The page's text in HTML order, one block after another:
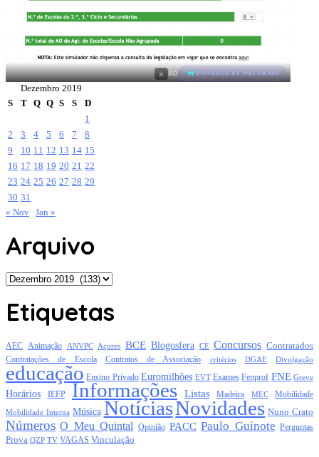
× AD POWERED BY WEFORADS
Dezembro 2019
S
T Q Q S S
D
1
2
3 4 5 6 7
8
9
10 11 12 13 14 15
16 17 18 19 20 21 22
23 24 25 26 27 28 29
30 31
« Nov Jan »
Arquivo
Arquivo
Etiquetas
AEC Animação ANVPC Açores BCE Blogosfera CE Concursos Contratados
Contratações de Escola Contratos de Associação critérios DGAE Divulgação
educação Ensino Privado Euromilhões EVT Exames Fenprof FNE Greve
Horários IEFP Informações Listas Madeira MEC Mobilidade
Mobilidade Interna Música NotíciasNovidades Nuno Crato
Números O Meu Quintal Opinião PACC Paulo Guinote Perguntas
Prova QZP TV VAGAS Vinculação